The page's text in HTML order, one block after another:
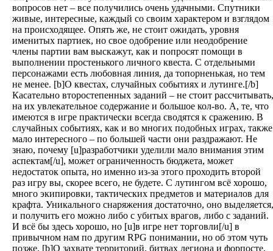
вопросов нет – все получились очень удачными. Спутники
живые, интересные, каждый со своим характером и взглядом
на происходящее. Опять же, не стоит ожидать, уровня
именитых партиек, но свое одобрение или неодобрение
члены партии вам выскажут, как и попросят помощи в
выполнении простенького личного квеста. С отдельными
персонажами есть любовная линия, да топорненькая, но тем
не менее. [b]О квестах, случайных событиях и лутинге.[/b]
Касательно второстепенных заданий – не стоит рассчитывать,
на их увлекательное содержание и большое кол-во. А, те, что
имеются в игре практически всегда сводятся к сражению. В
случайных событиях, как и во многих подобных играх, также
мало интересного – по большей части они раздражают. Не
знаю, почему [u]разработчики уделили мало внимания этим
аспектам[/u], может ограниченность бюджета, может
недостаток опыта, но именно из-за этого проходить второй
раз игру вы, скорее всего, не будете. С лутингом всё хорошо,
много экипировки, тактических предметов и материалов для
крафта. Уникального снаряжения достаточно, оно выделяется,
и получить его можно либо с убитых врагов, либо с заданий.
И всё бы здесь хорошо, но [u]в игре нет торговли[/u] в
привычном нам по другим RPG понимании, но об этом чуть
позже. [b]О захвате территорий, битвах легиона и форпосте.